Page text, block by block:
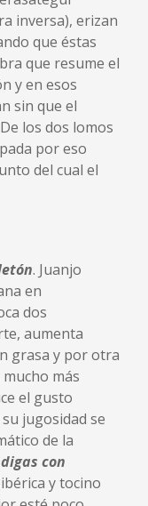
inversa), erizan
que éstas
que resume el
y en esos
sin que el
los dos lomos
por eso
del cual el
. Juanjo
en
dos
aumenta
grasa y por otra
más
el gusto
jugosidad se
de la
con
y tocino